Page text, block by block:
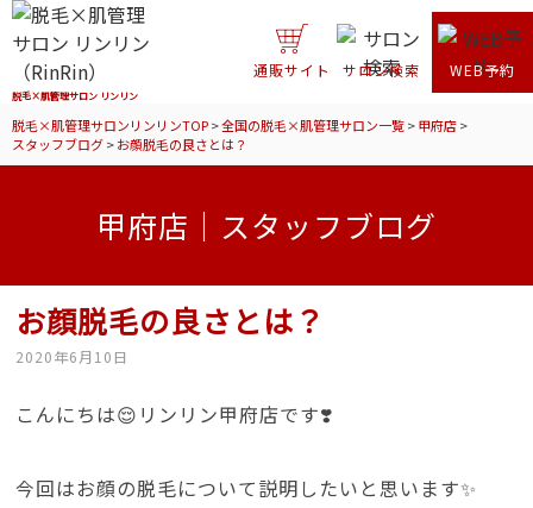
脱毛×肌管理サロン リンリン
通販サイト サロン検索 WEB予約
脱毛×肌管理サロンリンリンTOP>全国の脱毛×肌管理サロン一覧>甲府店>
スタッフブログ>お顔脱毛の良さとは？
甲府店｜スタッフブログ
お顔脱毛の良さとは？
2020年6月10日
こんにちは😌リンリン甲府店です❣️
今回はお顔の脱毛について説明したいと思います✨